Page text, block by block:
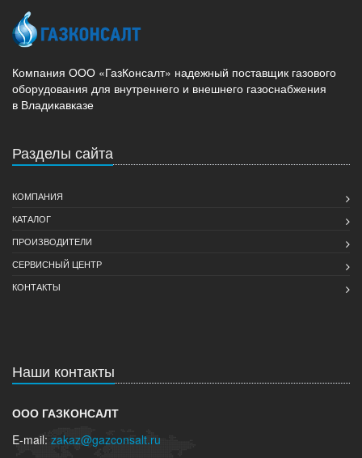
Компания ООО «ГазКонсалт» надежный поставщик газового
оборудования для внутреннего и внешнего газоснабжения
в Владикавказе
Разделы сайта
КОМПАНИЯ
КАТАЛОГ
ПРОИЗВОДИТЕЛИ
СЕРВИСНЫЙ ЦЕНТР
КОНТАКТЫ
Наши контакты
ООО ГАЗКОНСАЛТ
E-mail: zakaz@gazconsalt.ru